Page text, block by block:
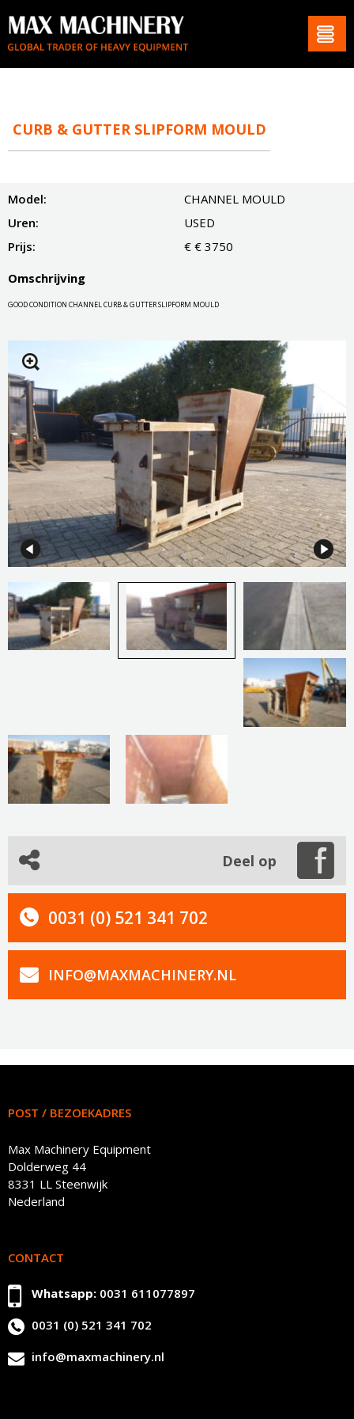
CURB & GUTTER SLIPFORM MOULD
Model:
CHANNEL MOULD
Uren:
USED
Prijs:
€ € 3750
Omschrijving
GOOD CONDITION CHANNEL CURB & GUTTER SLIPFORM MOULD
Deel op
0031 (0) 521 341 702
INFO@MAXMACHINERY.NL
POST / BEZOEKADRES
Max Machinery Equipment
Dolderweg 44
8331 LL Steenwijk
Nederland
CONTACT
Whatsapp: 0031 611077897
0031 (0) 521 341 702
info@maxmachinery.nl